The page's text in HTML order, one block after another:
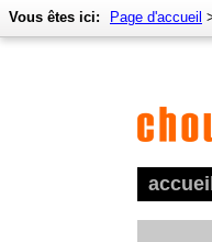
accueil
Vous êtes ici: Page d'accueil